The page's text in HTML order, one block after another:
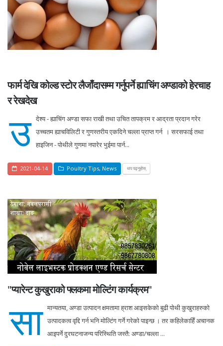
फार्म देखि कोल्ड स्टोर लैजाँदासम्म गर्नुपर्ने ह्याचिंग अण्डाको हेरचाह
र रेखदेख
उ देश्य - ह्याचिंग अण्डा सफा राखी तथा उचित तापक्रम र आद्रता प्रदान गरेर
उच्चतम ह्याचविलिटी र गुणस्तरीय एकदिने चल्ला प्राप्त गर्न । सरसफाई तथा
हाइजिन - पोथीले गुणमा नपारेर भुईमा पार्न...
2021-04-14 Poultry Tips, News थप पढ्नुहोस्
"प्यारेन्ट कुखुराको फ्लकमा मोल्टिंग कार्यक्रम"
सा मान्यतया, अण्डा उत्पादन क्षमतामा ह्राश आइसकेको बुढी पोथी कुखुराहरुको
उत्पादकत्व वृद्दि गर्न भनि मोल्टिंग गर्ने गरेको पाइन्छ । तर कहिलेकाहिँ अचानक
आइपर्ने दुरघटनाजन्य परिस्थिति जस्तै: अण्डा/चल्ला ...